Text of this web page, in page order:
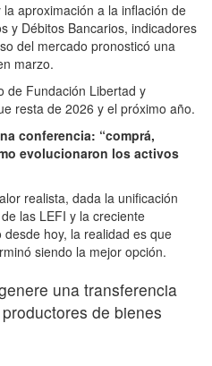
aproximación a la inflación de
y Débitos Bancarios, indicadores
del mercado pronosticó una
marzo.
de Fundación Libertad y
resta de 2026 y el próximo año.
conferencia: “comprá,
evolucionaron los activos
realista, dada la unificación
las LEFI y la creciente
hoy, la realidad es que
siendo la mejor opción.
una transferencia
de bienes